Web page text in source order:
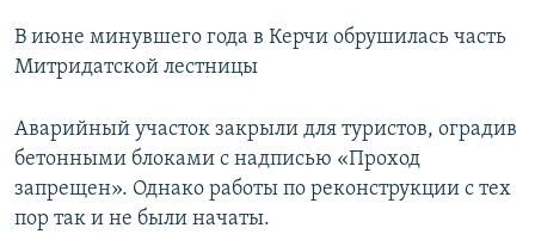
В июне минувшего года в Керчи обрушилась часть
Митридатской лестницы
Аварийный участок закрыли для туристов, оградив
бетонными блоками с надписью «Проход
запрещен». Однако работы по реконструкции с тех
пор так и не были начаты.